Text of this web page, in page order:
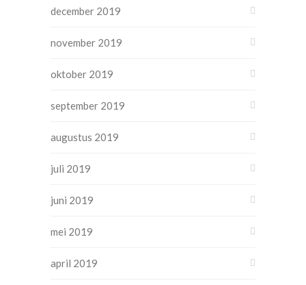
december 2019
november 2019
oktober 2019
september 2019
augustus 2019
juli 2019
juni 2019
mei 2019
april 2019